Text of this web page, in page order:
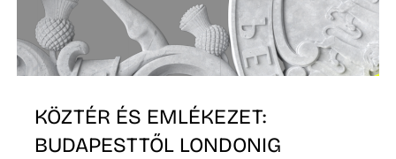
KÖZTÉR ÉS EMLÉKEZET:
BUDAPESTTŐL LONDONIG